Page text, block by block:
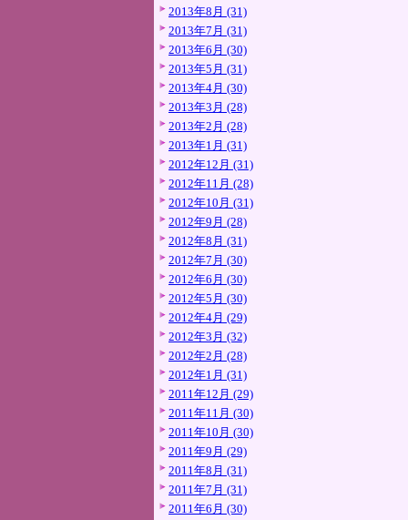
2013年8月 (31)
2013年7月 (31)
2013年6月 (30)
2013年5月 (31)
2013年4月 (30)
2013年3月 (28)
2013年2月 (28)
2013年1月 (31)
2012年12月 (31)
2012年11月 (28)
2012年10月 (31)
2012年9月 (28)
2012年8月 (31)
2012年7月 (30)
2012年6月 (30)
2012年5月 (30)
2012年4月 (29)
2012年3月 (32)
2012年2月 (28)
2012年1月 (31)
2011年12月 (29)
2011年11月 (30)
2011年10月 (30)
2011年9月 (29)
2011年8月 (31)
2011年7月 (31)
2011年6月 (30)